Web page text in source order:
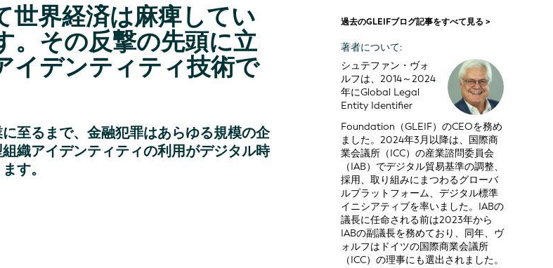
世界経済は麻痺してい
。その反撃の先頭に立
イデンティティ技術で
至るまで、金融犯罪はあらゆる規模の企
織アイデンティティの利用がデジタル時
す。
過去のGLEIFブログ記事をすべて見る >
著者について:
シュテファン・ヴォ
ルフは、2014～2024
年にGlobal Legal
Entity Identifier
Foundation（GLEIF）のCEOを務め
ました。2024年3月以降は、国際商
業会議所（ICC）の産業諮問委員会
（IAB）でデジタル貿易基準の調整、
採用、取り組みにまつわるグローバ
ルプラットフォーム、デジタル標準
イニシアティブを率いました。IABの
議長に任命される前は2023年から
IABの副議長を務めており、同年、ヴ
ォルフはドイツの国際商業会議所
（ICC）の理事にも選出されました。